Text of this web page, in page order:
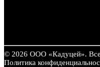
© 2026 ООО «Кадуцей».
Политика